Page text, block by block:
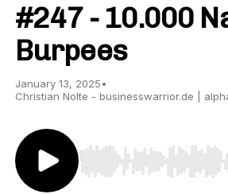
#247 - 10.000
Burpees
January 13, 2025•
Christian Nolte - businesswarrior.de |
Use Left/Right to seek,